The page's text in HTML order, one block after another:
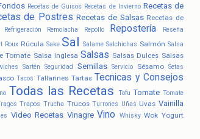
Recetas de Guisos Recetas de Invierno Recetas de
de Postres Recetas de Salsas Recetas de
Refrigeración Remolacha Repollo Repostería Reseña
Roux Rúcula Sake Sal Salame Salchichas Salmón Salsa
Tomate Salsa Inglesa Salsas Salsas Dulces Salsas
Sartén Seguridad Semillas Servicio Sésamo Setas
Tacos Tallarines Tartas Tecnicas y Consejos
Todas las Recetas Tofu Tomate Tomate
Trapos Trucha Trucos Turrones Uñas Uvas Vainilla
Video Recetas Vinagre Vino Whisky Wok Yogurt